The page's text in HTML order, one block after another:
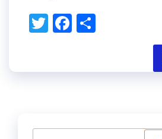
Tw Fac
k r